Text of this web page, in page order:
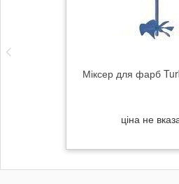
Міксер для фарб
ціна не